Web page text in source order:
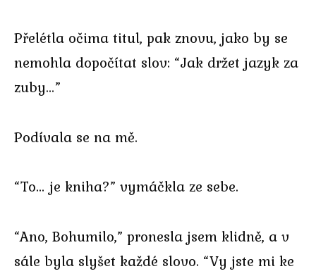
Přelétla očima titul, pak znovu, jako by se
nemohla dopočítat slov: “Jak držet jazyk za
zuby…”
Podívala se na mě.
“To… je kniha?” vymáčkla ze sebe.
“Ano, Bohumilo,” pronesla jsem klidně, a v
sále byla slyšet každé slovo. “Vy jste mi ke